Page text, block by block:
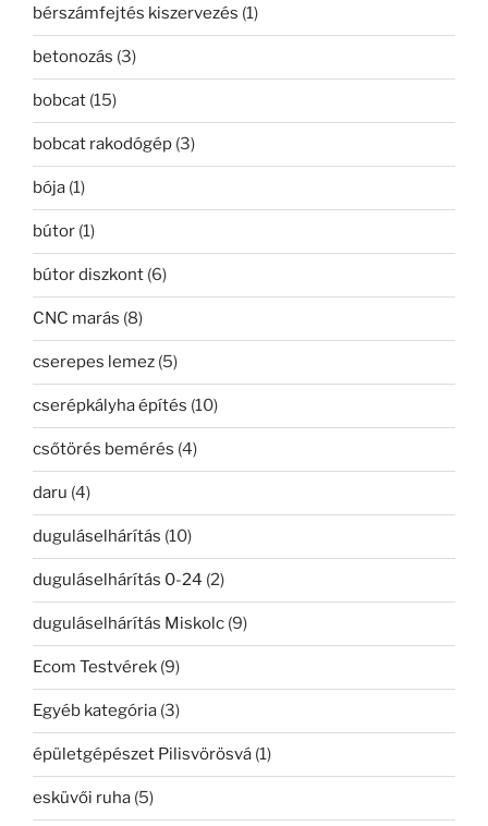
bérszámfejtés kiszervezés (1)
betonozás (3)
bobcat (15)
bobcat rakodógép (3)
bója (1)
bútor (1)
bútor diszkont (6)
CNC marás (8)
cserepes lemez (5)
cserépkályha építés (10)
csőtörés bemérés (4)
daru (4)
duguláselhárítás (10)
duguláselhárítás 0-24 (2)
duguláselhárítás Miskolc (9)
Ecom Testvérek (9)
Egyéb kategória (3)
épületgépészet Pilisvörösvá (1)
esküvői ruha (5)